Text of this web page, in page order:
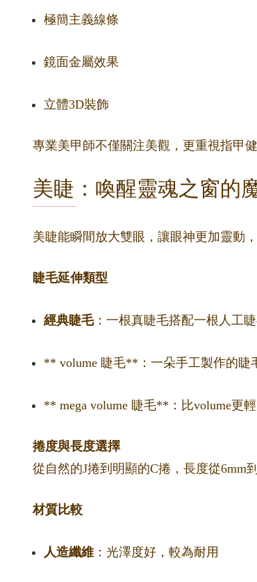
極簡主義線條
鏡面金屬效果
立體3D裝飾
專業美甲師不僅關注美觀，更重視指甲
美睫：喚醒靈魂之窗的
美睫能瞬間放大雙眼，讓眼神更加靈動
睫毛延伸類型
經典睫毛：一根真睫毛搭配一根人工
** volume 睫毛**：一朵手工製作的睫
** mega volume 睫毛**：比volume更
捲度與長度選擇
從自然的J捲到明顯的C捲，長度從6mm
材質比較
人造纖維 ：光澤度好，較為耐用